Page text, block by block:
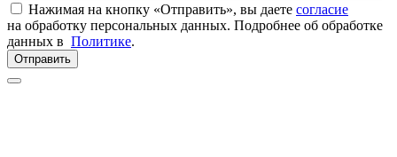
Нажимая на кнопку «Отправить», вы даете согласие
на обработку персональных данных. Подробнее об обработке
данных в Политике.
Отправить